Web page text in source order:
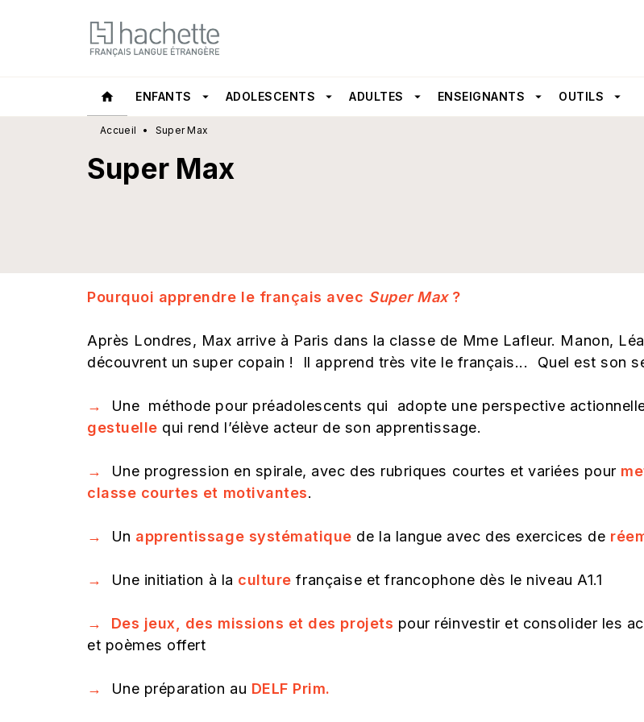
MENU RECHERCHE
home ENFANTS arrow_drop_down ADOLESCENTS arrow_drop_down ADULTES arrow_drop_down ENSEIGNANTS arrow_drop_down OUTILS arrow_drop_down
Accueil • Super Max
Super Max
Pourquoi apprendre le français avec Super Max?
Après Londres, Max arrive à Paris dans la classe de Mme Lafleur. Manon,
découvrent un super copain ! Il apprend très vite le français... Quel est son
→ Une méthode pour préadolescents qui adopte une perspective
gestuelle qui rend l’élève acteur de son apprentissage.
→ Une progression en spirale, avec des rubriques courtes et variées pour
classe courtes et motivantes.
→ Un apprentissage systématique de la langue avec des exercices de
→ Une initiation à la culture française et francophone dès le niveau A1.1
→ Des jeux, des missions et des projets pour réinvestir et consolider les
et poèmes offert
→ Une préparation au DELF Prim.